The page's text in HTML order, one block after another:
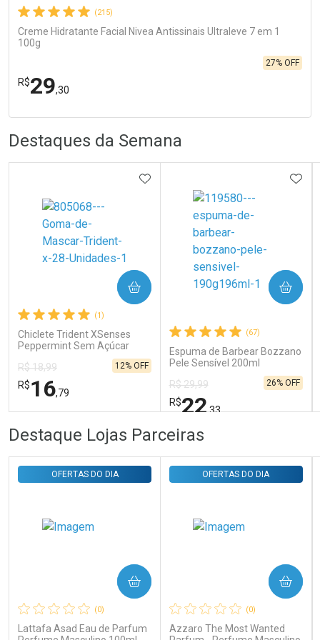
(215)
Creme Hidratante Facial Nivea Antissinais Ultraleve 7 em 1
100g
R$29,30
27% OFF
Laboratório
Por R$ 29,30/cada
Por Menos
Por R$ 29,30/cada
Destaques da Semana
(1)
Chiclete Trident XSenses
Peppermint Sem Açúcar
R$ 18,99
R$16,79
12% OFF
ADICIONAR AOS FAVORITOS
COMPRAR
FECHAR
Laboratório
Comprar sem Desconto
FECHAR
Por Menos
Comprar sem Desconto
(67)
Espuma de Barbear Bozzano
Pele Sensível 200ml
R$ 29,99
R$22,33
26% OFF
COMPRAR
Comprar sem Desconto
Por Menos
Comprar sem Desconto
Destaque Lojas Parceiras
(0)
Lattafa Asad Eau de Parfum
OFERTAS DO DIA
COMPRAR
(0)
Azzaro The Most Wanted
OFERTAS DO DIA
COMPRAR